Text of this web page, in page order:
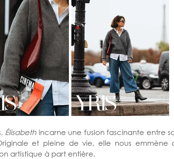
Élisabeth incarne une fusion fascinante entre
et pleine de vie, elle nous
artistique à part entière.